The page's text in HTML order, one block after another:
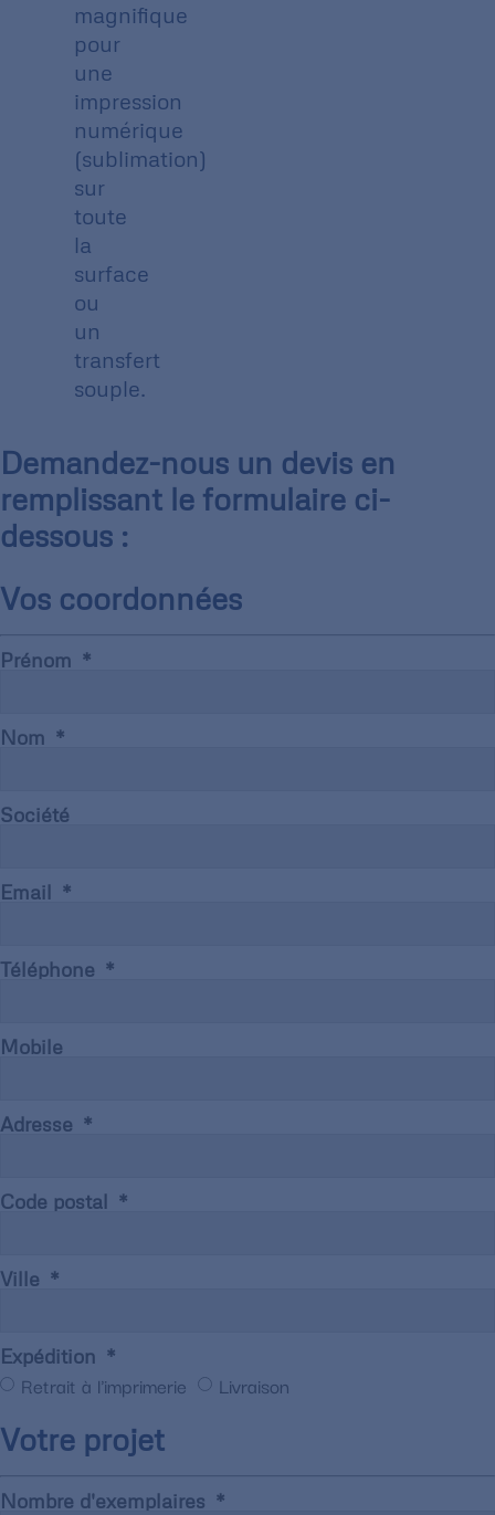
magnifique
pour
une
impression
numérique
(sublimation)
sur
toute
la
surface
ou
un
transfert
souple.
Demandez-nous un devis en
remplissant le formulaire ci-
dessous :
Vos coordonnées
Prénom
Nom
Société
Email
Téléphone
Mobile
Adresse
Code postal
Ville
Expédition
Retrait à l'imprimerie Livraison
Votre projet
Nombre d'exemplaires